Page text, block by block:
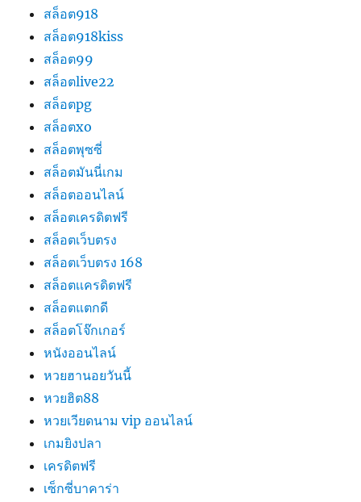
สล็อต918
สล็อต918kiss
สล็อต99
สล็อตlive22
สล็อตpg
สล็อตxo
สล็อตพุซซี่
สล็อตมันนี่เกม
สล็อตออนไลน์
สล็อตเครดิตฟรี
สล็อตเว็บตรง
สล็อตเว็บตรง 168
สล็อตเเครดิตฟรี
สล็อตแตกดี
สล็อตโจ๊กเกอร์
หนังออนไลน์
หวยฮานอยวันนี้
หวยฮิต88
หวยเวียดนาม vip ออนไลน์
เกมยิงปลา
เครดิตฟรี
เซ็กซี่บาคาร่า